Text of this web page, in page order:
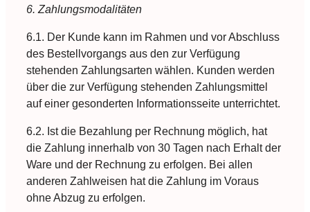
6. Zahlungsmodalitäten
6.1. Der Kunde kann im Rahmen und vor Abschluss
des Bestellvorgangs aus den zur Verfügung
stehenden Zahlungsarten wählen. Kunden werden
über die zur Verfügung stehenden Zahlungsmittel
auf einer gesonderten Informationsseite unterrichtet.
6.2. Ist die Bezahlung per Rechnung möglich, hat
die Zahlung innerhalb von 30 Tagen nach Erhalt der
Ware und der Rechnung zu erfolgen. Bei allen
anderen Zahlweisen hat die Zahlung im Voraus
ohne Abzug zu erfolgen.